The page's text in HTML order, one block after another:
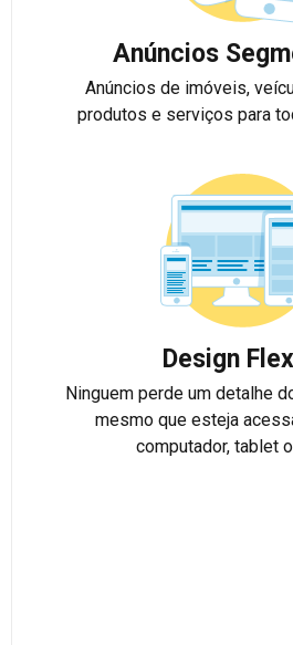
Anúncios
Anúncios de imóveis,
produtos e serviços para
Design
Ninguem perde um detalhe
mesmo que esteja
computador, tablet